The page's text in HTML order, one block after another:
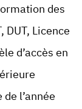
des
DUT, Licence
d’accès en
l’année